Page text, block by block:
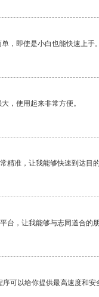
，即使是小白也能快速上手。
，使用起来非常方便。
精准，让我能够快速到达目的
台，让我能够与志同道合的朋
可以给你提供最高速度和安